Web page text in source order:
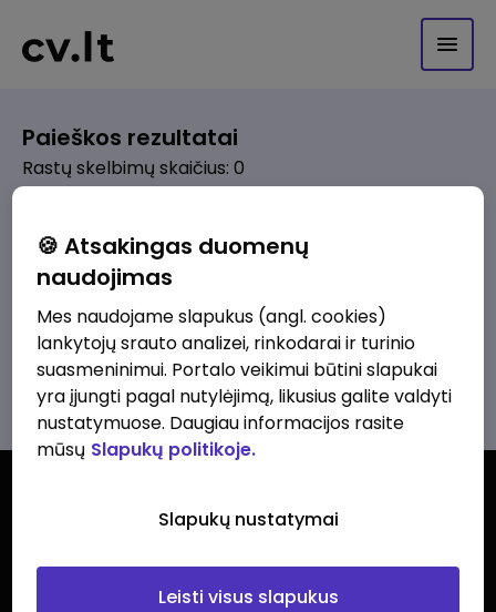
Paieškos rezultatai
Rastų skelbimų skaičius: 0
Pagal pasirinktus kriterijus skelbimų
nerasta. Pakoreguokite paiešką ir
bandykite dar kartą.
Žiūrėti visus skelbimus
Ieškantiems darbo
🍪 Atsakingas duomenų
naudojimas
Mes naudojame slapukus (angl. cookies)
lankytojų srauto analizei, rinkodarai ir turinio
suasmeninimui. Portalo veikimui būtini slapukai
yra įjungti pagal nutylėjimą, likusius galite valdyti
nustatymuose. Daugiau informacijos rasite
mūsų Slapukų politikoje.
Slapukų nustatymai
Leisti visus slapukus